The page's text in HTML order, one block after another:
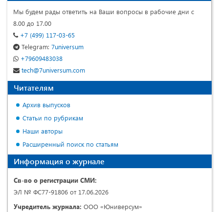
Мы будем рады ответить на Ваши вопросы в рабочие дни с
8.00 до 17.00
+7 (499) 117-03-65
Telegram: 7universum
+79609483038
tech@7universum.com
Читателям
Архив выпусков
Статьи по рубрикам
Наши авторы
Расширенный поиск по статьям
Информация о журнале
Св-во о регистрации СМИ:
ЭЛ № ФС77-91806 от 17.06.2026
Учредитель журнала: ООО «Юниверсум»